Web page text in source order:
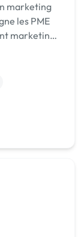
marketing
les PME
marketing